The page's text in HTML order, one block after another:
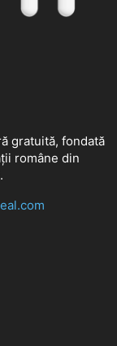
gratuită, fondată
române din